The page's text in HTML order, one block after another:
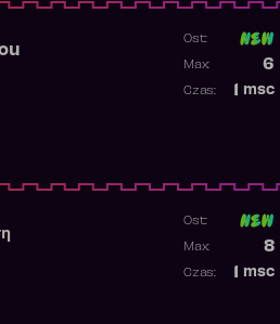
Ost:
6
Max:
msc
Czas:
Ost:
8
Max:
msc
Czas: